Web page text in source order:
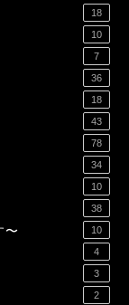
18
10
7
36
18
43
78
34
10
38
〜 10
4
3
2